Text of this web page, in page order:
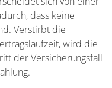
dass keine
Verstirbt die
wird die
der Versicherungsfall